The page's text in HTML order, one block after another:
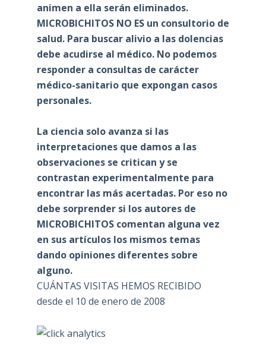
animen a ella serán eliminados.
MICROBICHITOS NO ES un consultorio de
salud. Para buscar alivio a las dolencias
debe acudirse al médico. No podemos
responder a consultas de carácter
médico-sanitario que expongan casos
personales.
La ciencia solo avanza si las
interpretaciones que damos a las
observaciones se critican y se
contrastan experimentalmente para
encontrar las más acertadas. Por eso no
debe sorprender si los autores de
MICROBICHITOS comentan alguna vez
en sus artículos los mismos temas
dando opiniones diferentes sobre
alguno.
CUÁNTAS VISITAS HEMOS RECIBIDO
desde el 10 de enero de 2008